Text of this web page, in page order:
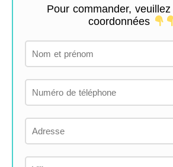
Pour commander,
coordonnées